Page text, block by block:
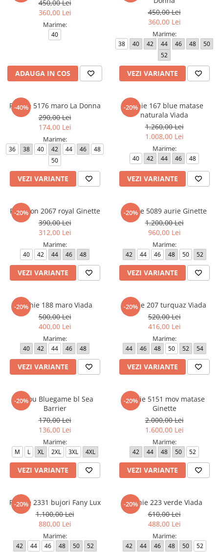
450,00 Lei
360,00 Lei
Marime:
40
ADAUGA IN COS
450,00 Lei
360,00 Lei
Marime:
38 40 42 44 46 48
50
52
VEZI VARIANTE
-40%
Rochie 5176 maro La Donna
290,00 Lei
174,00 Lei
Marime:
36 38 40 42 44 46
48
50
VEZI VARIANTE
-20%
Rochie 167 blue matase
naturala Viada
1.260,00 Lei
1.008,00 Lei
Marime:
40 42 44 46 48
VEZI VARIANTE
-20%
Pantalon 2067 royal Ginette
390,00 Lei
312,00 Lei
Marime:
40 42 44 46 48
VEZI VARIANTE
-20%
Rochie 5089 aurie Ginette
1.200,00 Lei
960,00 Lei
Marime:
42 44 46 48 50 52
VEZI VARIANTE
-20%
Rochie 188 maro Viada
500,00 Lei
400,00 Lei
Marime:
40 42 44 46 48
VEZI VARIANTE
-20%
Rochie 207 turquaz Viada
520,00 Lei
416,00 Lei
Marime:
44 46 48 50 52 54
VEZI VARIANTE
-20%
Tricou Bluegame bl Sea
Barrier
170,00 Lei
136,00 Lei
Marime:
M L XL 2XL 3XL 4XL
VEZI VARIANTE
-20%
Rochie 5151 mov matase
Ginette
2.000,00 Lei
1.600,00 Lei
Marime:
42 44 48 50 52
VEZI VARIANTE
-20%
Rochie 2331 bujori Fany Lux
1.100,00 Lei
880,00 Lei
Marime:
42 44 46 48 50 52
-20%
Rochie 223 verde Viada
610,00 Lei
488,00 Lei
Marime:
42 44 46 48 50 52